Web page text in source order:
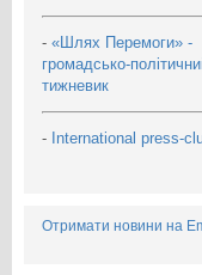
- «Шлях Перемоги» -
громадсько-
тижневик
- International press-
Отримати новини на